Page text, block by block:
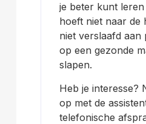
je beter kunt
hoeft niet naar de
niet verslaafd aan
op een gezonde
slapen.
Heb je interesse?
op met de
telefonische